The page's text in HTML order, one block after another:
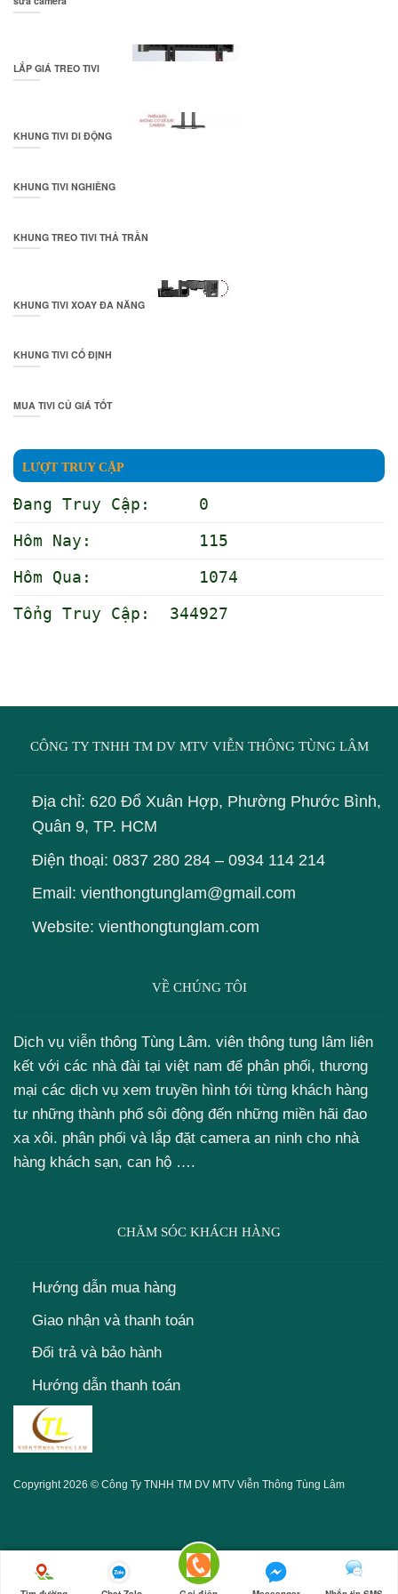
LẮP GIÁ TREO TIVI
KHUNG TIVI DI ĐỘNG
KHUNG TIVI NGHIÊNG
KHUNG TREO TIVI THẢ TRẦN
KHUNG TIVI XOAY ĐA NĂNG
KHUNG TIVI CỐ ĐỊNH
MUA TIVI CỦ GIÁ TỐT
LƯỢT TRUY CẬP
Đang Truy Cập: 0
Hôm Nay: 115
Hôm Qua: 1074
Tổng Truy Cập: 344927
CÔNG TY TNHH TM DV MTV VIỄN THÔNG TÙNG LÂM
Địa chỉ: 620 Đổ Xuân Hợp, Phường Phước Bình,
Quân 9, TP. HCM
Điện thoại: 0837 280 284– 0934 114 214
Email: vienthongtunglam@gmail.com
Website: vienthongtunglam.com
VỀ CHÚNG TÔI
Dịch vụ viễn thông Tùng Lâm. viên thông tung lâm liên
kết với các nhà đài tại việt nam để phân phối, thương
mại các dịch vụ xem truyền hình tới từng khách hàng
tư những thành phố sôi động đến những miền hãi đao
xa xôi. phân phối và lắp đặt camera an ninh cho nhà
hàng khách sạn, can hộ ….
CHĂM SÓC KHÁCH HÀNG
Hướng dẫn mua hàng
Giao nhận và thanh toán
Đổi trả và bảo hành
Hướng dẫn thanh toán
Copyright 2026 © Công Ty TNHH TM DV MTV Viễn Thông Tùng Lâm